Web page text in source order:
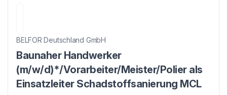
BELFOR Deutschland GmbH
Baunaher Handwerker
(m/w/d)*/Vorarbeiter/Meister/Polier als
Einsatzleiter Schadstoffsanierung MCL